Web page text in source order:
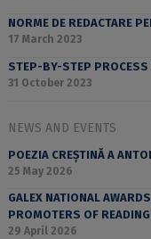
NORME DE REDACTARE
17 March 2023
STEP-BY-STEP
31 October 2023
NEWS AND EVENTS
POEZIA CREȘTINĂ A
25 May 2026
GALEX NATIONAL
PROMOTERS OF
29 April 2026